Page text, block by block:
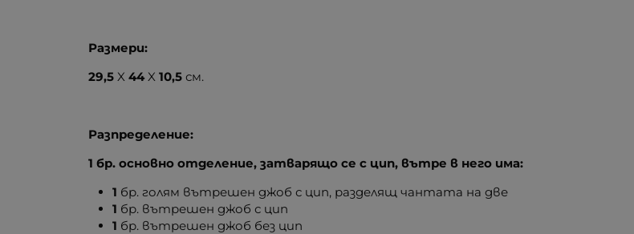
Размери:
29,5 X44X10,5 см.
Разпределение:
1 бр. основно отделение, затварящо се с цип, вътре в него има:
1 бр. голям вътрешен джоб с цип, разделящ чантата на две
1 бр. вътрешен джоб с цип
1 бр. вътрешен джоб без цип